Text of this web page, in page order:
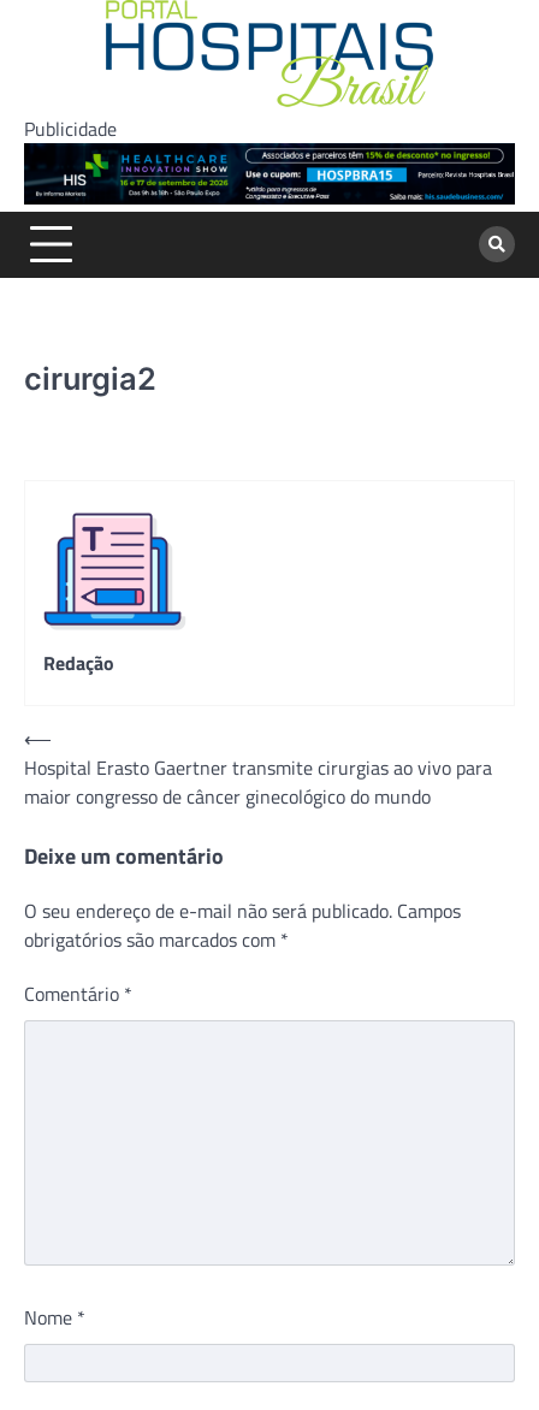
Publicidade
cirurgia2
Redação
Navegação
de
Post
⟵
Hospital Erasto Gaertner transmite cirurgias ao vivo para
maior congresso de câncer ginecológico do mundo
Deixe um comentário
O seu endereço de e-mail não será publicado. Campos
obrigatórios são marcados com *
Comentário *
Nome *